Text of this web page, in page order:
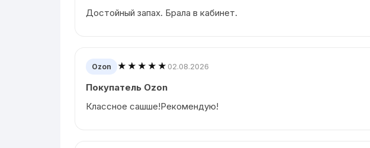
Достойный запах. Брала в кабинет.
Ozon ★★★★★ 02.08.2026
Покупатель Ozon
Классное сашше!Рекомендую!